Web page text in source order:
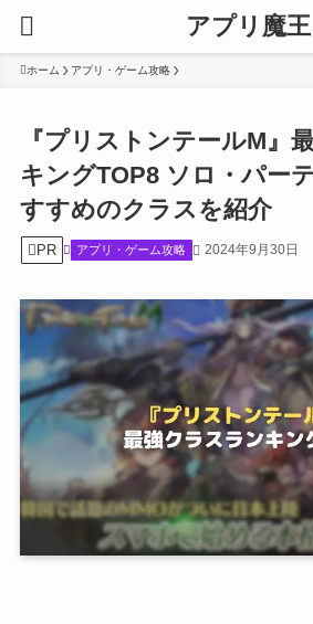
アプリ魔王
ホーム アプリ・ゲーム攻略
『プリストンテールM』
キングTOP8 ソロ・パー
すすめのクラスを紹介
PR アプリ・ゲーム攻略 2024年9月30日